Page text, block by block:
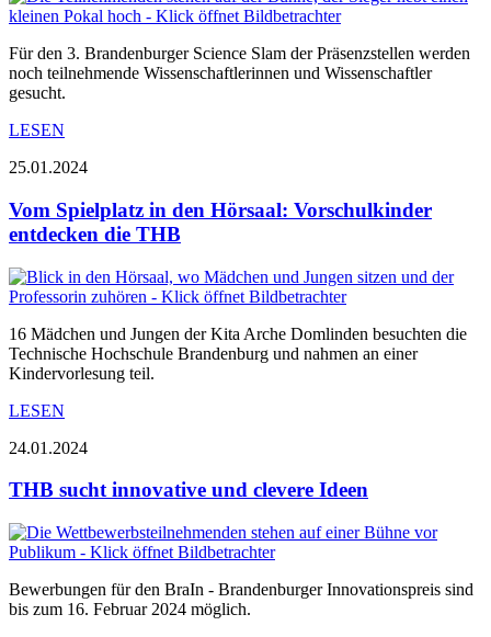
Für den 3. Brandenburger Science Slam der Präsenzstellen werden
noch teilnehmende Wissenschaftlerinnen und Wissenschaftler
gesucht.
LESEN
25.01.2024
Vom Spielplatz in den Hörsaal: Vorschulkinder
entdecken die THB
16 Mädchen und Jungen der Kita Arche Domlinden besuchten die
Technische Hochschule Brandenburg und nahmen an einer
Kindervorlesung teil.
LESEN
24.01.2024
THB sucht innovative und clevere Ideen
Bewerbungen für den BraIn - Brandenburger Innovationspreis sind
bis zum 16. Februar 2024 möglich.